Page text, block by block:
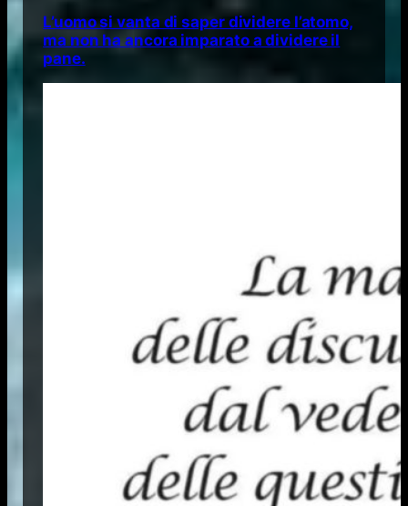
L’uomo si vanta di saper dividere l’atomo,
ma non ha ancora imparato a dividere il
pane.